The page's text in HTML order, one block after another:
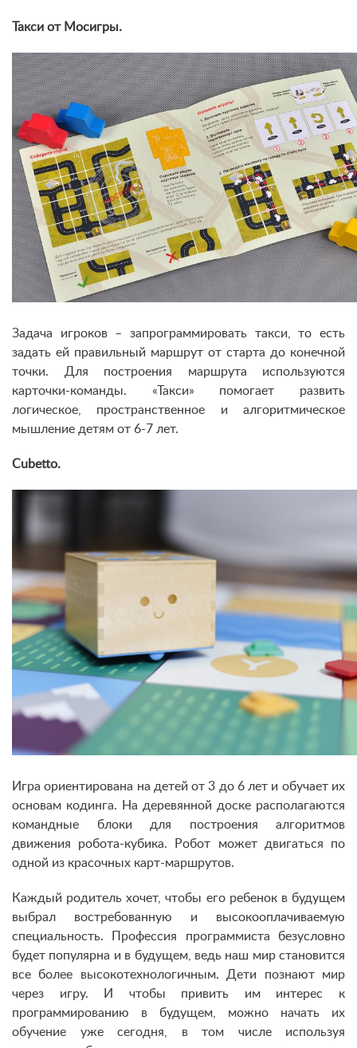
Такси от Мосигры.
Задача игроков – запрограммировать такси, то есть
задать ей правильный маршрут от старта до конечной
точки. Для построения маршрута используются
карточки-команды. «Такси» помогает развить
логическое, пространственное и алгоритмическое
мышление детям от 6-7 лет.
Cubetto.
Игра ориентирована на детей от 3 до 6 лет и обучает их
основам кодинга. На деревянной доске располагаются
командные блоки для построения алгоритмов
движения робота-кубика. Робот может двигаться по
одной из красочных карт-маршрутов.
Каждый родитель хочет, чтобы его ребенок в будущем
выбрал востребованную и высокооплачиваемую
специальность. Профессия программиста безусловно
будет популярна и в будущем, ведь наш мир становится
все более высокотехнологичным. Дети познают мир
через игру. И чтобы привить им интерес к
программированию в будущем, можно начать их
обучение уже сегодня, в том числе используя